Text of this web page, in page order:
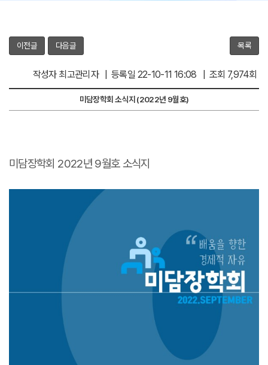
이전글 다음글 목록
작성자 최고관리자 | 등록일 22-10-11 16:08 | 조회 7,974회
미담장학회 소식지 (2022년 9월호)
미담장학회 2022년 9월호 소식지